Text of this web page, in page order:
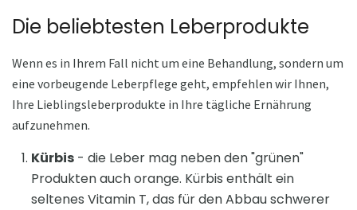
Die beliebtesten Leberprodukte
Wenn es in Ihrem Fall nicht um eine Behandlung, sondern um
eine vorbeugende Leberpflege geht, empfehlen wir Ihnen,
Ihre Lieblingsleberprodukte in Ihre tägliche Ernährung
aufzunehmen.
Kürbis - die Leber mag neben den "grünen"
Produkten auch orange. Kürbis enthält ein
seltenes Vitamin T, das für den Abbau schwerer